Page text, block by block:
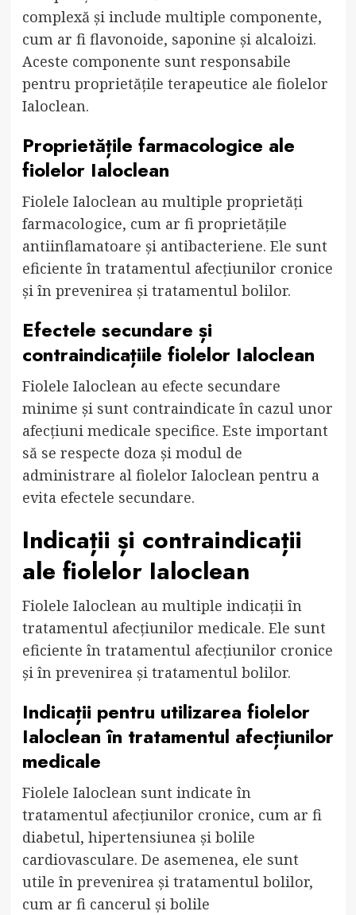
complexă și include multiple componente,
cum ar fi flavonoide, saponine și alcaloizi.
Aceste componente sunt responsabile
pentru proprietățile terapeutice ale fiolelor
Ialoclean.
Proprietățile farmacologice ale
fiolelor Ialoclean
Fiolele Ialoclean au multiple proprietăți
farmacologice, cum ar fi proprietățile
antiinflamatoare și antibacteriene. Ele sunt
eficiente în tratamentul afecțiunilor cronice
și în prevenirea și tratamentul bolilor.
Efectele secundare și
contraindicațiile fiolelor Ialoclean
Fiolele Ialoclean au efecte secundare
minime și sunt contraindicate în cazul unor
afecțiuni medicale specifice. Este important
să se respecte doza și modul de
administrare al fiolelor Ialoclean pentru a
evita efectele secundare.
Indicații și contraindicații
ale fiolelor Ialoclean
Fiolele Ialoclean au multiple indicații în
tratamentul afecțiunilor medicale. Ele sunt
eficiente în tratamentul afecțiunilor cronice
și în prevenirea și tratamentul bolilor.
Indicații pentru utilizarea fiolelor
Ialoclean în tratamentul afecțiunilor
medicale
Fiolele Ialoclean sunt indicate în
tratamentul afecțiunilor cronice, cum ar fi
diabetul, hipertensiunea și bolile
cardiovasculare. De asemenea, ele sunt
utile în prevenirea și tratamentul bolilor,
cum ar fi cancerul și bolile